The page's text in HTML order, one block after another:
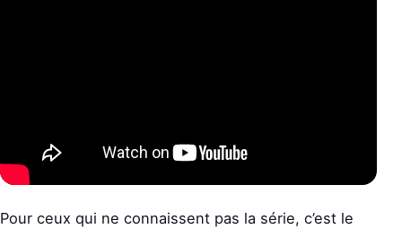
Pour ceux qui ne connaissent pas la série, c’est le